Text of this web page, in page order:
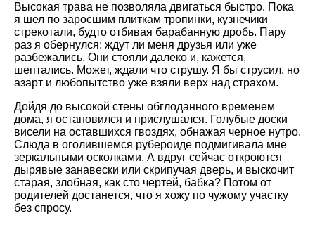
Высокая трава не позволяла двигаться быстро. Пока
я шел по заросшим плиткам тропинки, кузнечики
стрекотали, будто отбивая барабанную дробь. Пару
раз я обернулся: ждут ли меня друзья или уже
разбежались. Они стояли далеко и, кажется,
шептались. Может, ждали что струшу. Я бы струсил, но
азарт и любопытство уже взяли верх над страхом.
Дойдя до высокой стены обглоданного временем
дома, я остановился и прислушался. Голубые доски
висели на оставшихся гвоздях, обнажая черное нутро.
Слюда в оголившемся рубероиде подмигивала мне
зеркальными осколками. А вдруг сейчас откроются
дырявые занавески или скрипучая дверь, и выскочит
старая, злобная, как сто чертей, бабка? Потом от
родителей достанется, что я хожу по чужому участку
без спросу.